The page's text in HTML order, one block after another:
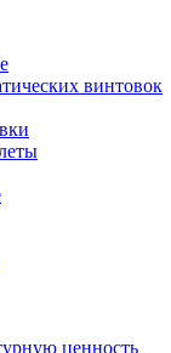
винтовок
ценность